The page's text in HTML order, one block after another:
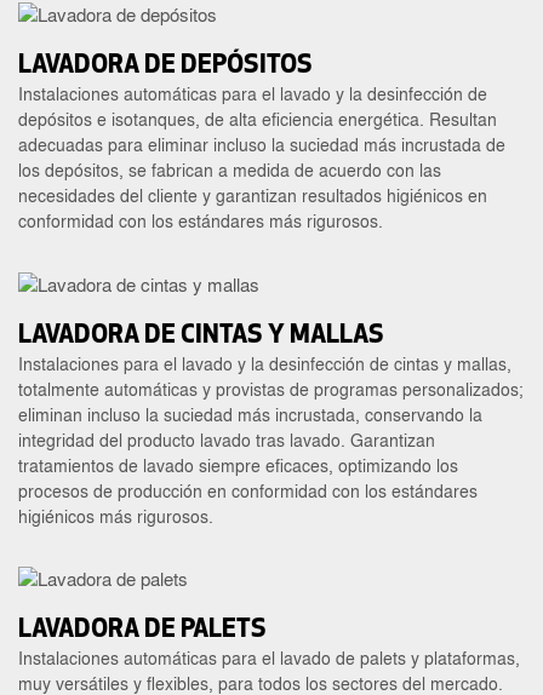
LAVADORA DE DEPÓSITOS
Instalaciones automáticas para el lavado y la desinfección de
depósitos e isotanques, de alta eficiencia energética. Resultan
adecuadas para eliminar incluso la suciedad más incrustada de
los depósitos, se fabrican a medida de acuerdo con las
necesidades del cliente y garantizan resultados higiénicos en
conformidad con los estándares más rigurosos.
LAVADORA DE CINTAS Y MALLAS
Instalaciones para el lavado y la desinfección de cintas y mallas,
totalmente automáticas y provistas de programas personalizados;
eliminan incluso la suciedad más incrustada, conservando la
integridad del producto lavado tras lavado. Garantizan
tratamientos de lavado siempre eficaces, optimizando los
procesos de producción en conformidad con los estándares
higiénicos más rigurosos.
LAVADORA DE PALETS
Instalaciones automáticas para el lavado de palets y plataformas,
muy versátiles y flexibles, para todos los sectores del mercado.